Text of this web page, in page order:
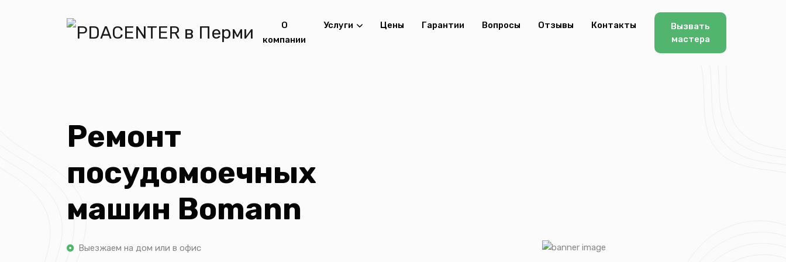
О
компании
Услуги Цены Гарантии Вопросы Отзывы Контакты
Вызвать
мастера
Ремонт
посудомоечных
машин Bomann
Выезжаем на дом или в офис